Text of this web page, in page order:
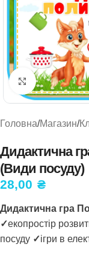
Натисніть,
Головна/Магазин/
Дидактична
(Види посуду)
28,00 ₴
Дидактична гра
✓екопростір
посуду ✓ігри в